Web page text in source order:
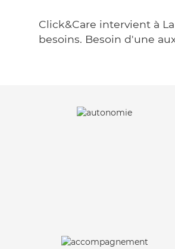
Click&Care intervient à
besoins. Besoin d'une